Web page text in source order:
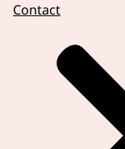
Contact